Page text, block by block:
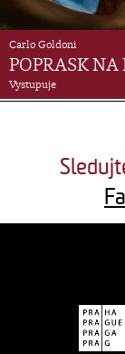
Carlo Goldoni
POPRASK
Vystupuje